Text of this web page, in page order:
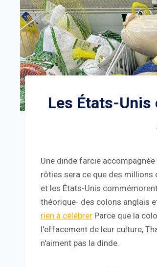
Les États-
Une dinde farcie
rôties sera ce que des millions
et les États-Unis
théorique- des colons anglais
rien à célébrer Parce que la
l'effacement de leur culture,
n'aiment pas la dinde.